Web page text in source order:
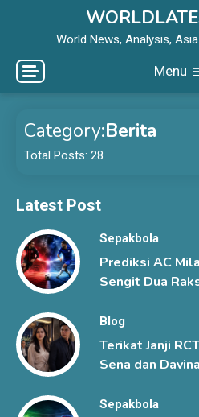
World News, Analysis,
Menu
Category:Berita
Total Posts: 28
Latest Post
Sepakbola
Prediksi AC
Sengit Dua
Blog
Terikat Janji
Sena dan
Sepakbola